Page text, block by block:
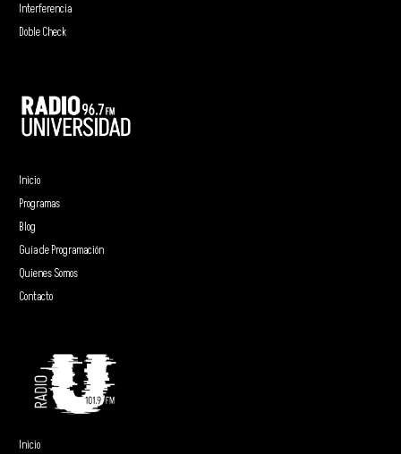
Interferencia
Doble Check
Inicio
Programas
Blog
Guía de Programación
Quienes Somos
Contacto
Inicio